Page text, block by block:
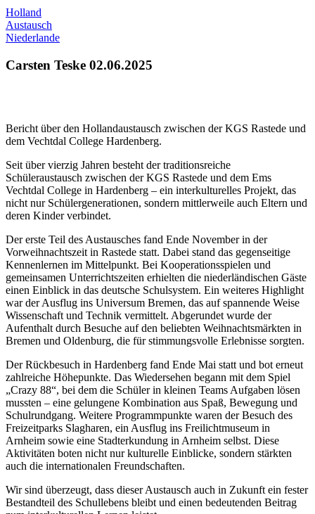
Holland
Austausch
Niederlande
Carsten Teske 02.06.2025
Bericht über den Hollandaustausch zwischen der KGS Rastede und
dem Vechtdal College Hardenberg.
Seit über vierzig Jahren besteht der traditionsreiche
Schüleraustausch zwischen der KGS Rastede und dem Ems
Vechtdal College in Hardenberg – ein interkulturelles Projekt, das
nicht nur Schülergenerationen, sondern mittlerweile auch Eltern und
deren Kinder verbindet.
Der erste Teil des Austausches fand Ende November in der
Vorweihnachtszeit in Rastede statt. Dabei stand das gegenseitige
Kennenlernen im Mittelpunkt. Bei Kooperationsspielen und
gemeinsamen Unterrichtszeiten erhielten die niederländischen Gäste
einen Einblick in das deutsche Schulsystem. Ein weiteres Highlight
war der Ausflug ins Universum Bremen, das auf spannende Weise
Wissenschaft und Technik vermittelt. Abgerundet wurde der
Aufenthalt durch Besuche auf den beliebten Weihnachtsmärkten in
Bremen und Oldenburg, die für stimmungsvolle Erlebnisse sorgten.
Der Rückbesuch in Hardenberg fand Ende Mai statt und bot erneut
zahlreiche Höhepunkte. Das Wiedersehen begann mit dem Spiel
„Crazy 88“, bei dem die Schüler in kleinen Teams Aufgaben lösen
mussten – eine gelungene Kombination aus Spaß, Bewegung und
Schulrundgang. Weitere Programmpunkte waren der Besuch des
Freizeitparks Slagharen, ein Ausflug ins Freilichtmuseum in
Arnheim sowie eine Stadterkundung in Arnheim selbst. Diese
Aktivitäten boten nicht nur kulturelle Einblicke, sondern stärkten
auch die internationalen Freundschaften.
Wir sind überzeugt, dass dieser Austausch auch in Zukunft ein fester
Bestandteil des Schullebens bleibt und einen bedeutenden Beitrag